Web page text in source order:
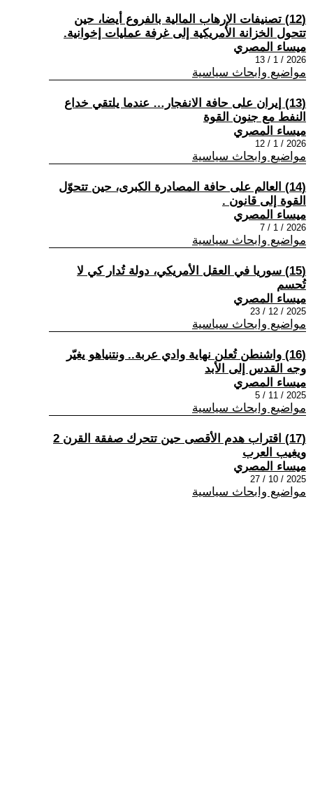
(12) تصنيفات الإرهاب المالية بالفروع أيضا، حين
تتحول الخزانة الأمريكية إلى غرفة عمليات إخوانية.
ميساء المصري
2026 / 1 / 13
مواضيع وابحاث سياسية
(13) إيران على حافة الانفجار… عندما يلتقي خداع
النفط مع جنون القوة
ميساء المصري
2026 / 1 / 12
مواضيع وابحاث سياسية
(14) العالم على حافة المصادرة الكبرى، حين تتحوّل
القوة إلى قانون .
ميساء المصري
2026 / 1 / 7
مواضيع وابحاث سياسية
(15) سوريا في العقل الأمريكي، دولة تُدار كي لا
تُحسم
ميساء المصري
2025 / 12 / 23
مواضيع وابحاث سياسية
(16) واشنطن تُعلن نهاية وادي عربة.. ونتنياهو يغيّر
وجه القدس إلى الأبد
ميساء المصري
2025 / 11 / 5
مواضيع وابحاث سياسية
(17) اقتراب هدم الأقصى حين تتحرك صفقة القرن 2
ويغيب العرب
ميساء المصري
2025 / 10 / 27
مواضيع وابحاث سياسية